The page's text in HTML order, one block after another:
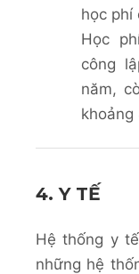
học phí
Học
công
năm,
khoảng
4. Y TẾ
Hệ thống y
những hệ